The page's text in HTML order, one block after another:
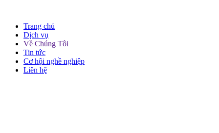
Trang chủ
Dịch vụ
Về Chúng Tôi
Tin tức
Cơ hội nghề nghiệp
Liên hệ